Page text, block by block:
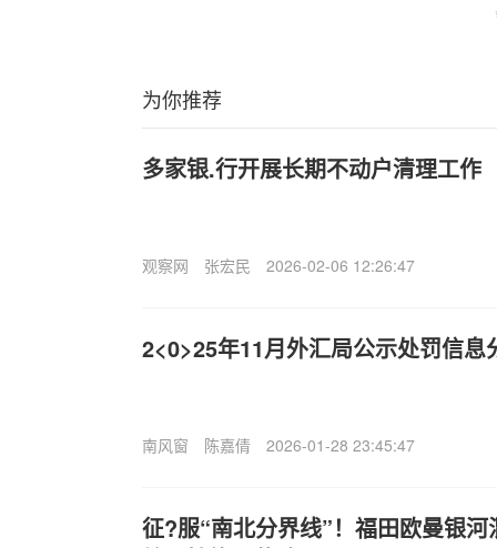
为你推荐
多家银.行开展长期不动户清理工作
观察网 张宏民 2026-02-06 12:26:47
2<0>25年11月外汇局公示处罚信息
南风窗 陈嘉倩 2026-01-28 23:45:47
征?服“南北分界线”！福田欧曼银